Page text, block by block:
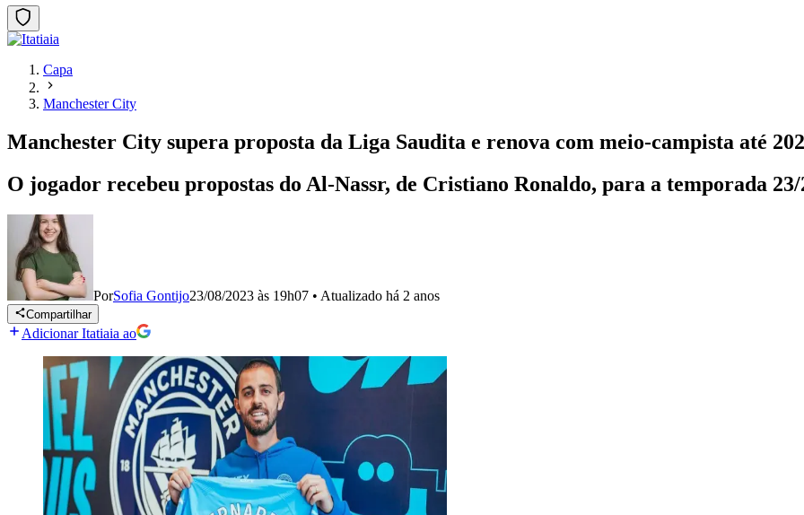
Capa
Manchester City
Manchester City supera proposta da Liga Saudita e renova com meio-campista até
O jogador recebeu propostas do Al-Nassr, de Cristiano Ronaldo, para a temporada 23/
PorSofia Gontijo23/08/2023 às 19h07 • Atualizado há 2 anos
Compartilhar
Adicionar Itatiaia ao